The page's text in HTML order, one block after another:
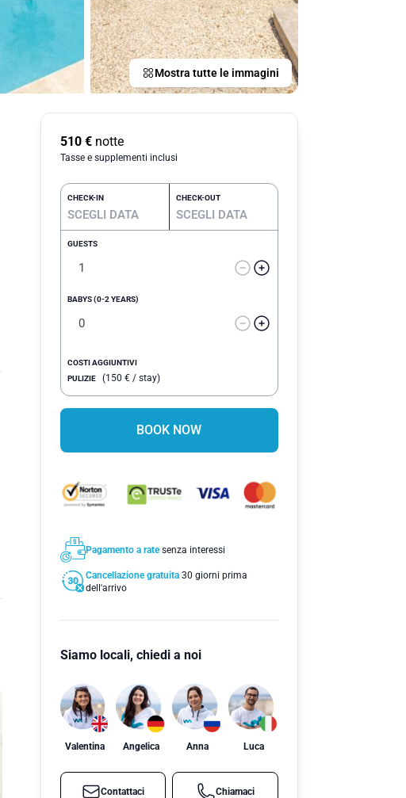
Mostra tutte le immagini
510 € notte
Tasse e supplementi inclusi
CHECK-IN CHECK-OUT
GUESTS
BABYS (0-2 YEARS)
COSTI AGGIUNTIVI
PULIZIE
(150 €/ stay)
BOOK NOW
Pagamento a ratesenza interessi
Cancellazione gratuita30 giorni prima
dell'arrivo
Siamo locali, chiedi a noi
Valentina Angelica Anna Luca
Contattaci Chiamaci